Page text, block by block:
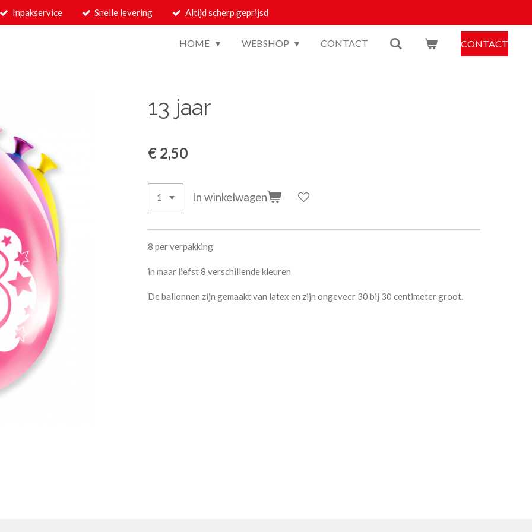
Inpakservice Snelle levering Altijd scherp geprijsd
HOME WEBSHOP CONTACT CONTACT
13 jaar
€ 2,50
In winkelwagen
8 per verpakking
in maar liefst 8 verschillende kleuren
De ballonnen zijn gemaakt van latex en zijn ongeveer 30 bij 30 centimeter groot.